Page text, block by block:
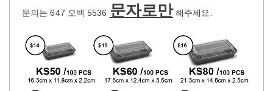
문의는 647 오백 5536 문자로만해주세요.